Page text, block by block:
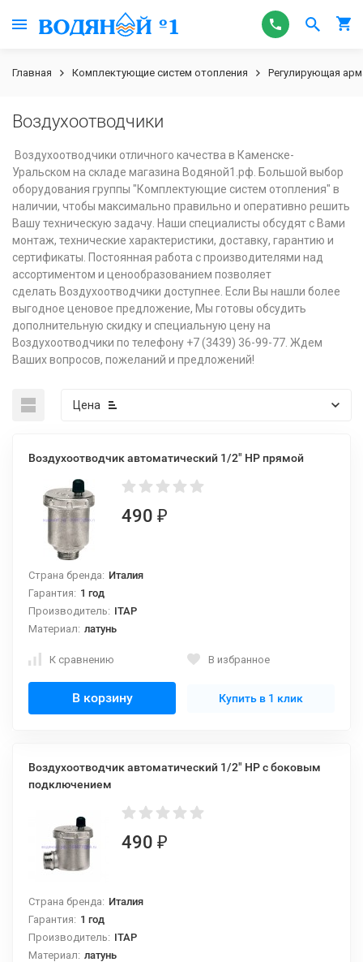
Главная Комплектующие систем отопления Регулирующая
Воздухоотводчики
Воздухоотводчики отличного качества в Каменске-
Уральском на складе магазина Водяной1.рф. Большой выбор
оборудования группы "Комплектующие систем отопления" в
наличии, чтобы максимально правильно и оперативно решить
Вашу техническую задачу. Наши специалисты обсудят с Вами
монтаж, технические характеристики, доставку, гарантию и
сертификаты. Постоянная работа с производителями над
ассортиментом и ценообразованием позволяет
сделать Воздухоотводчики доступнее. Если Вы нашли более
выгодное ценовое предложение, Мы готовы обсудить
дополнительную скидку и специальную цену на
Воздухоотводчики по телефону +7 (3439) 36-99-77. Ждем
Ваших вопросов, пожеланий и предложений!
Цена
Воздухоотводчик автоматический 1/2" НР прямой
490 ₽
Страна бренда: Италия
Гарантия: 1 год
Производитель: ITAP
Материал: латунь
К сравнению В избранное
В корзину Купить в 1 клик
Воздухоотводчик автоматический 1/2" НР с боковым
подключением
490 ₽
Страна бренда: Италия
Гарантия: 1 год
Производитель: ITAP
Материал: латунь